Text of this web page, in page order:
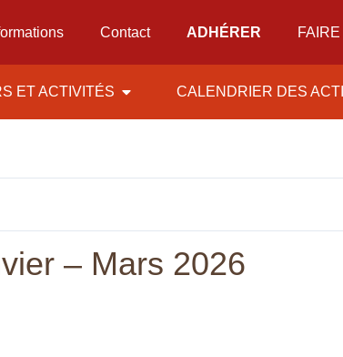
Contact ADHÉRER
ET ACTIVITÉS CALENDRIER DES
– Mars 2026